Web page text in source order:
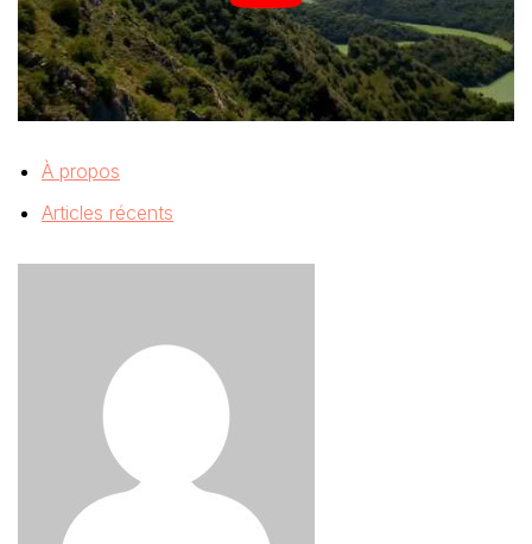
À propos
Articles récents